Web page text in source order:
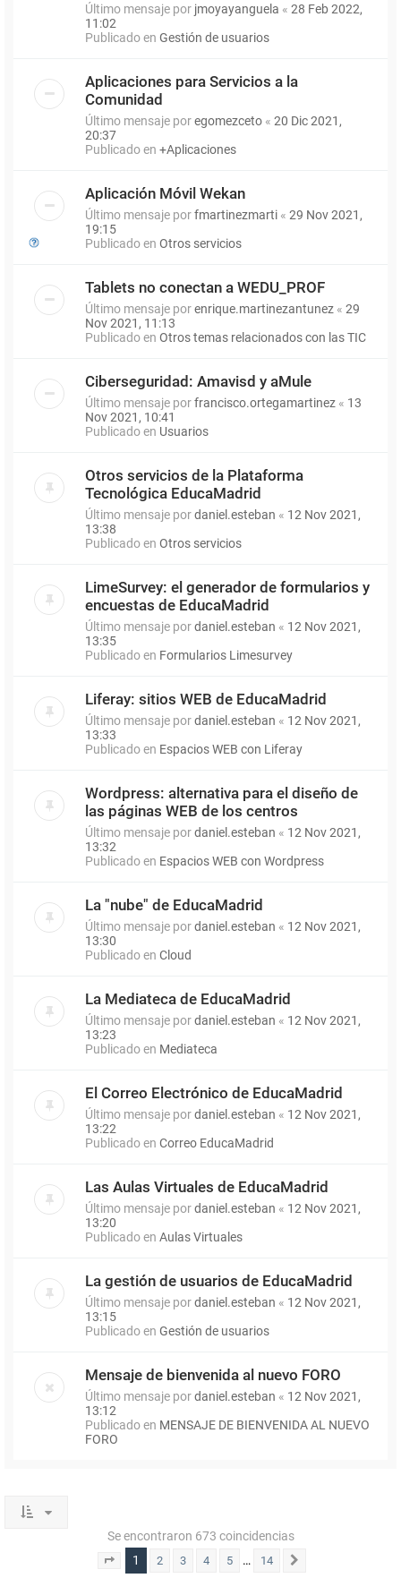
Último mensaje por jmoyayanguela « 28 Feb 2022,
11:02
Publicado en Gestión de usuarios
Aplicaciones para Servicios a la
Comunidad
Último mensaje poregomezceto « 20 Dic 2021,
20:37
Publicado en +Aplicaciones
Aplicación Móvil Wekan
Último mensaje porfmartinezmarti « 29 Nov 2021,
19:15
Publicado en Otros servicios
Tablets no conectan a WEDU_PROF
Último mensaje porenrique.martinezantunez « 29
Nov 2021, 11:13
Publicado en Otros temas relacionados con las TIC
Ciberseguridad: Amavisd y aMule
Último mensaje porfrancisco.ortegamartinez « 13
Nov 2021, 10:41
Publicado en Usuarios
Otros servicios de la Plataforma
Tecnológica EducaMadrid
Último mensaje pordaniel.esteban « 12 Nov 2021,
13:38
Publicado en Otros servicios
LimeSurvey: el generador de formularios y
encuestas de EducaMadrid
Último mensaje pordaniel.esteban « 12 Nov 2021,
13:35
Publicado en Formularios Limesurvey
Liferay: sitios WEB de EducaMadrid
Último mensaje pordaniel.esteban « 12 Nov 2021,
13:33
Publicado en Espacios WEB con Liferay
Wordpress: alternativa para el diseño de
las páginas WEB de los centros
Último mensaje pordaniel.esteban « 12 Nov 2021,
13:32
Publicado en Espacios WEB con Wordpress
La "nube" de EducaMadrid
Último mensaje pordaniel.esteban « 12 Nov 2021,
13:30
Publicado en Cloud
La Mediateca de EducaMadrid
Último mensaje pordaniel.esteban « 12 Nov 2021,
13:23
Publicado en Mediateca
El Correo Electrónico de EducaMadrid
Último mensaje pordaniel.esteban « 12 Nov 2021,
13:22
Publicado en Correo EducaMadrid
Las Aulas Virtuales de EducaMadrid
Último mensaje pordaniel.esteban « 12 Nov 2021,
13:20
Publicado en Aulas Virtuales
La gestión de usuarios de EducaMadrid
Último mensaje pordaniel.esteban « 12 Nov 2021,
13:15
Publicado en Gestión de usuarios
Mensaje de bienvenida al nuevo FORO
Último mensaje pordaniel.esteban « 12 Nov 2021,
13:12
Publicado en MENSAJE DE BIENVENIDA AL NUEVO
FORO
Se encontraron 673 coincidencias
Página 1de 14
1 2 3 4 5 … 14